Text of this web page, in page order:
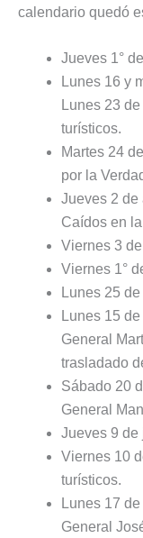
calendario quedó
Jueves 1°
Lunes 16 y
Lunes 23
turísticos.
Martes 24
por la
Jueves 2 de
Caídos en
Viernes 3
Viernes 1°
Lunes 25
Lunes 15
General
trasladado
Sábado 20
General
Jueves 9 de
Viernes 10
turísticos.
Lunes 17
General